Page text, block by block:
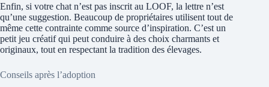
Enfin, si votre chat n’est pas inscrit au LOOF, la lettre n’est
qu’une suggestion. Beaucoup de propriétaires utilisent tout de
même cette contrainte comme source d’inspiration. C’est un
petit jeu créatif qui peut conduire à des choix charmants et
originaux, tout en respectant la tradition des élevages.
Conseils après l’adoption